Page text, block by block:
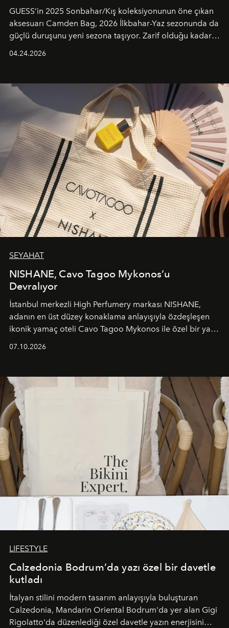
GUESS’in 2025 Sonbahar/Kış koleksiyonunun öne çıkan
aksesuarı Camden Bag, 2026 İlkbahar-Yaz sezonunda da
güçlü duruşunu yeni sezona taşıyor. Zarif olduğu kadar
04.24.2026
SEYAHAT
NISHANE, Cavo Tagoo Mykonos’u
Devralıyor
İstanbul merkezli High Perfumery markası NISHANE,
adanın en üst düzey konaklama anlayışıyla özdeşleşen
ikonik yamaç oteli Cavo Tagoo Mykonos ile özel bir yaz
buluşturarak markanın Cavo Tagoo’daki varlığını
sürükleyici ve mevsime özel bir deneyime dönüştürüyor.
07.10.2026
LIFESTYLE
Calzedonia Bodrum’da yazı özel bir davetle
kutladı
İtalyan stilini modern tasarım anlayışıyla buluşturan
Calzedonia, Mandarin Oriental Bodrum'da yer alan Gigi
Rigolatto'da düzenlediği özel davetle yazın enerjisini